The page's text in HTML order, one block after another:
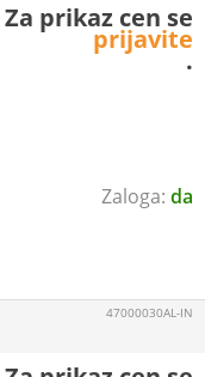
da
Za prikaz cen se
prijavite
.
47000030AL-IN